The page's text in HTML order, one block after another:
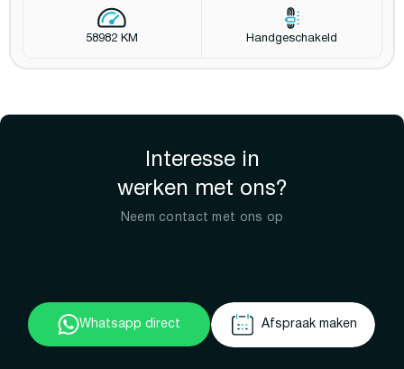
58982 KM Handgeschakeld
Interesse in
werken met ons?
Neem contact met ons op
Whatsapp direct Afspraak maken